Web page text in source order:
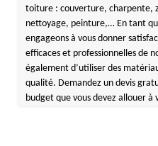
toiture : couverture, charpente,
nettoyage, peinture,… En tant
engageons à vous donner
efficaces et professionnelles de
également d’utiliser des
qualité. Demandez un devis
budget que vous devez allouer